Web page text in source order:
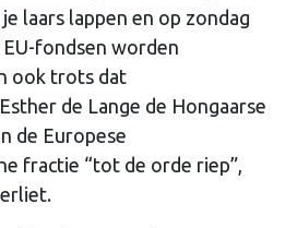
laars lappen en op zondag
fondsen worden
ook trots dat
de Lange de Hongaarse
de Europese
fractie “tot de orde riep”,